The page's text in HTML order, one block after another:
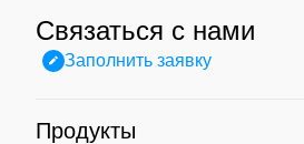
Связаться с нами
Заполнить заявку
Продукты